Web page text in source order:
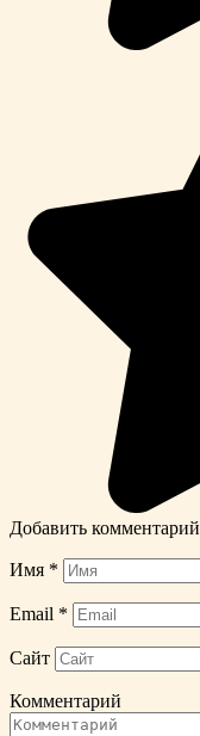
Добавить комментарий
Имя *
Email *
Сайт
Комментарий